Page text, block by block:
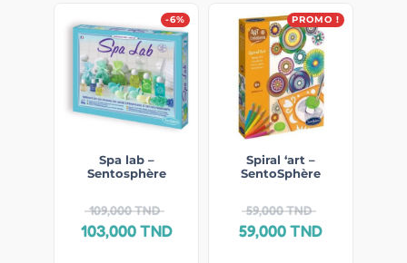
-6%
Spa lab –
Sentosphère
109,000TND
103,000TND
PROMO !
Spiral ‘art –
SentoSphère
59,000TND
59,000TND